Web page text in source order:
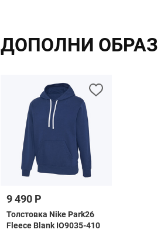
ДОПОЛНИ ОБРАЗ
9 490 Р
Толстовка Nike Park26
Fleece Blank IO9035-410